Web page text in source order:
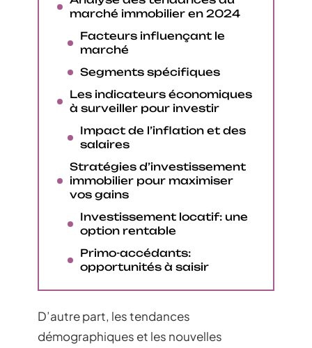
marché immobilier en 2024
Facteurs influençant le
marché
Segments spécifiques
Les indicateurs économiques
à surveiller pour investir
Impact de l’inflation et des
salaires
Stratégies d’investissement
immobilier pour maximiser
vos gains
Investissement locatif: une
option rentable
Primo-accédants:
opportunités à saisir
D’autre part, les tendances
démographiques et les nouvelles